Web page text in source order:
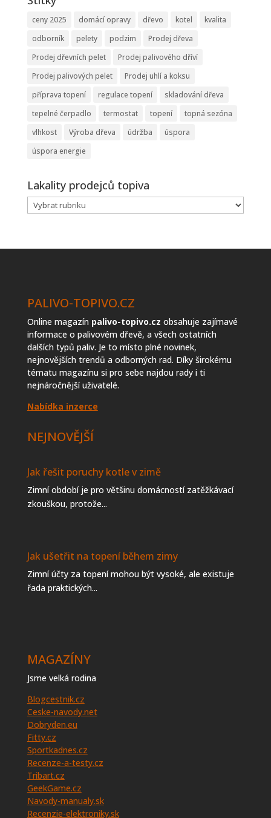
ceny 2025 domácí opravy dřevo kotel
kvalita
odborník
pelety podzim
Prodej dřeva
Prodej dřevních pelet
Prodej palivového dříví
Prodej palivových pelet
Prodej uhlí a koksu
příprava topení
regulace topení
skladování dřeva
tepelné čerpadlo
termostat topení
topná sezóna
vlhkost
Výroba dřeva údržba
úspora
úspora energie
Lakality prodejců topiva
Lakality
prodejců
PALIVO-TOPIVO.CZ
Online magazín palivo-topivo.cz obsahuje zajímavé
informace o palivovém dřevě, a všech ostatních
dalších typů paliv. Je to místo plné novinek,
nejnovějších trendů a odborných rad. Díky širokému
tématu magazínu si pro sebe najdou rady i ti
nejnáročnější uživatelé.
Nabídka inzerce
NEJNOVĚJŠÍ
Jak řešit poruchy kotle v zimě
Zimní období je pro většinu domácností zatěžkávací
zkouškou, protože...
Jak ušetřit na topení během zimy
Zimní účty za topení mohou být vysoké, ale existuje
řada praktických...
MAGAZÍNY
Jsme velká rodina
Blogcestnik.cz
Ceske-navody.net
Dobryden.eu
Fitty.cz
Sportkadnes.cz
Recenze-a-testy.cz
Tribart.cz
GeekGame.cz
Navody-manualy.sk
Recenzie-elektroniky.sk